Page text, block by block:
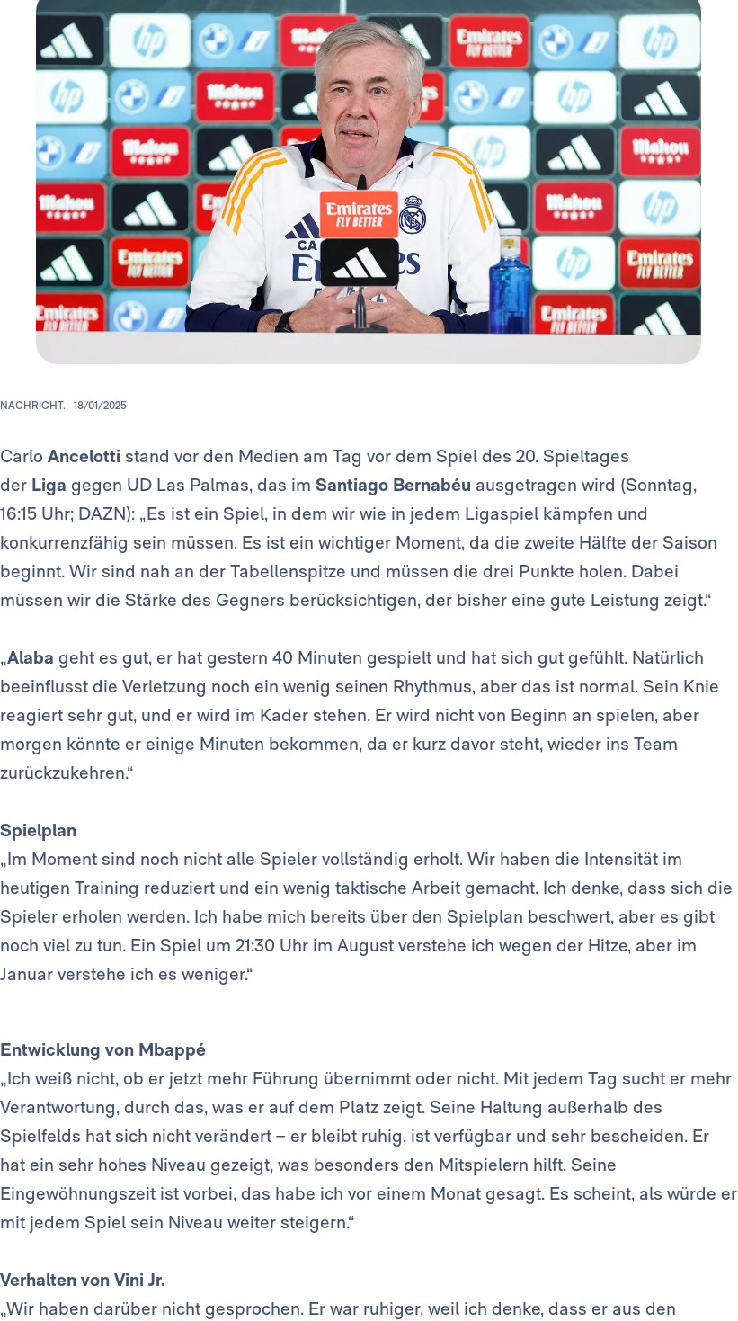
NACHRICHT. 18/01/2025
Carlo Ancelotti stand vor den Medien am Tag vor dem Spiel des 20. Spieltages
der Liga gegen UD Las Palmas, das im Santiago Bernabéu ausgetragen wird (Sonntag,
16:15 Uhr; DAZN): „Es ist ein Spiel, in dem wir wie in jedem Ligaspiel kämpfen und
konkurrenzfähig sein müssen. Es ist ein wichtiger Moment, da die zweite Hälfte der Saison
beginnt. Wir sind nah an der Tabellenspitze und müssen die drei Punkte holen. Dabei
müssen wir die Stärke des Gegners berücksichtigen, der bisher eine gute Leistung zeigt.“
„Alaba geht es gut, er hat gestern 40 Minuten gespielt und hat sich gut gefühlt. Natürlich
beeinflusst die Verletzung noch ein wenig seinen Rhythmus, aber das ist normal. Sein Knie
reagiert sehr gut, und er wird im Kader stehen. Er wird nicht von Beginn an spielen, aber
morgen könnte er einige Minuten bekommen, da er kurz davor steht, wieder ins Team
zurückzukehren.“
Spielplan
„Im Moment sind noch nicht alle Spieler vollständig erholt. Wir haben die Intensität im
heutigen Training reduziert und ein wenig taktische Arbeit gemacht. Ich denke, dass sich die
Spieler erholen werden. Ich habe mich bereits über den Spielplan beschwert, aber es gibt
noch viel zu tun. Ein Spiel um 21:30 Uhr im August verstehe ich wegen der Hitze, aber im
Januar verstehe ich es weniger.“
Entwicklung von Mbappé
„Ich weiß nicht, ob er jetzt mehr Führung übernimmt oder nicht. Mit jedem Tag sucht er mehr
Verantwortung, durch das, was er auf dem Platz zeigt. Seine Haltung außerhalb des
Spielfelds hat sich nicht verändert – er bleibt ruhig, ist verfügbar und sehr bescheiden. Er
hat ein sehr hohes Niveau gezeigt, was besonders den Mitspielern hilft. Seine
Eingewöhnungszeit ist vorbei, das habe ich vor einem Monat gesagt. Es scheint, als würde er
mit jedem Spiel sein Niveau weiter steigern.“
Verhalten von Vini Jr.
„Wir haben darüber nicht gesprochen. Er war ruhiger, weil ich denke, dass er aus den